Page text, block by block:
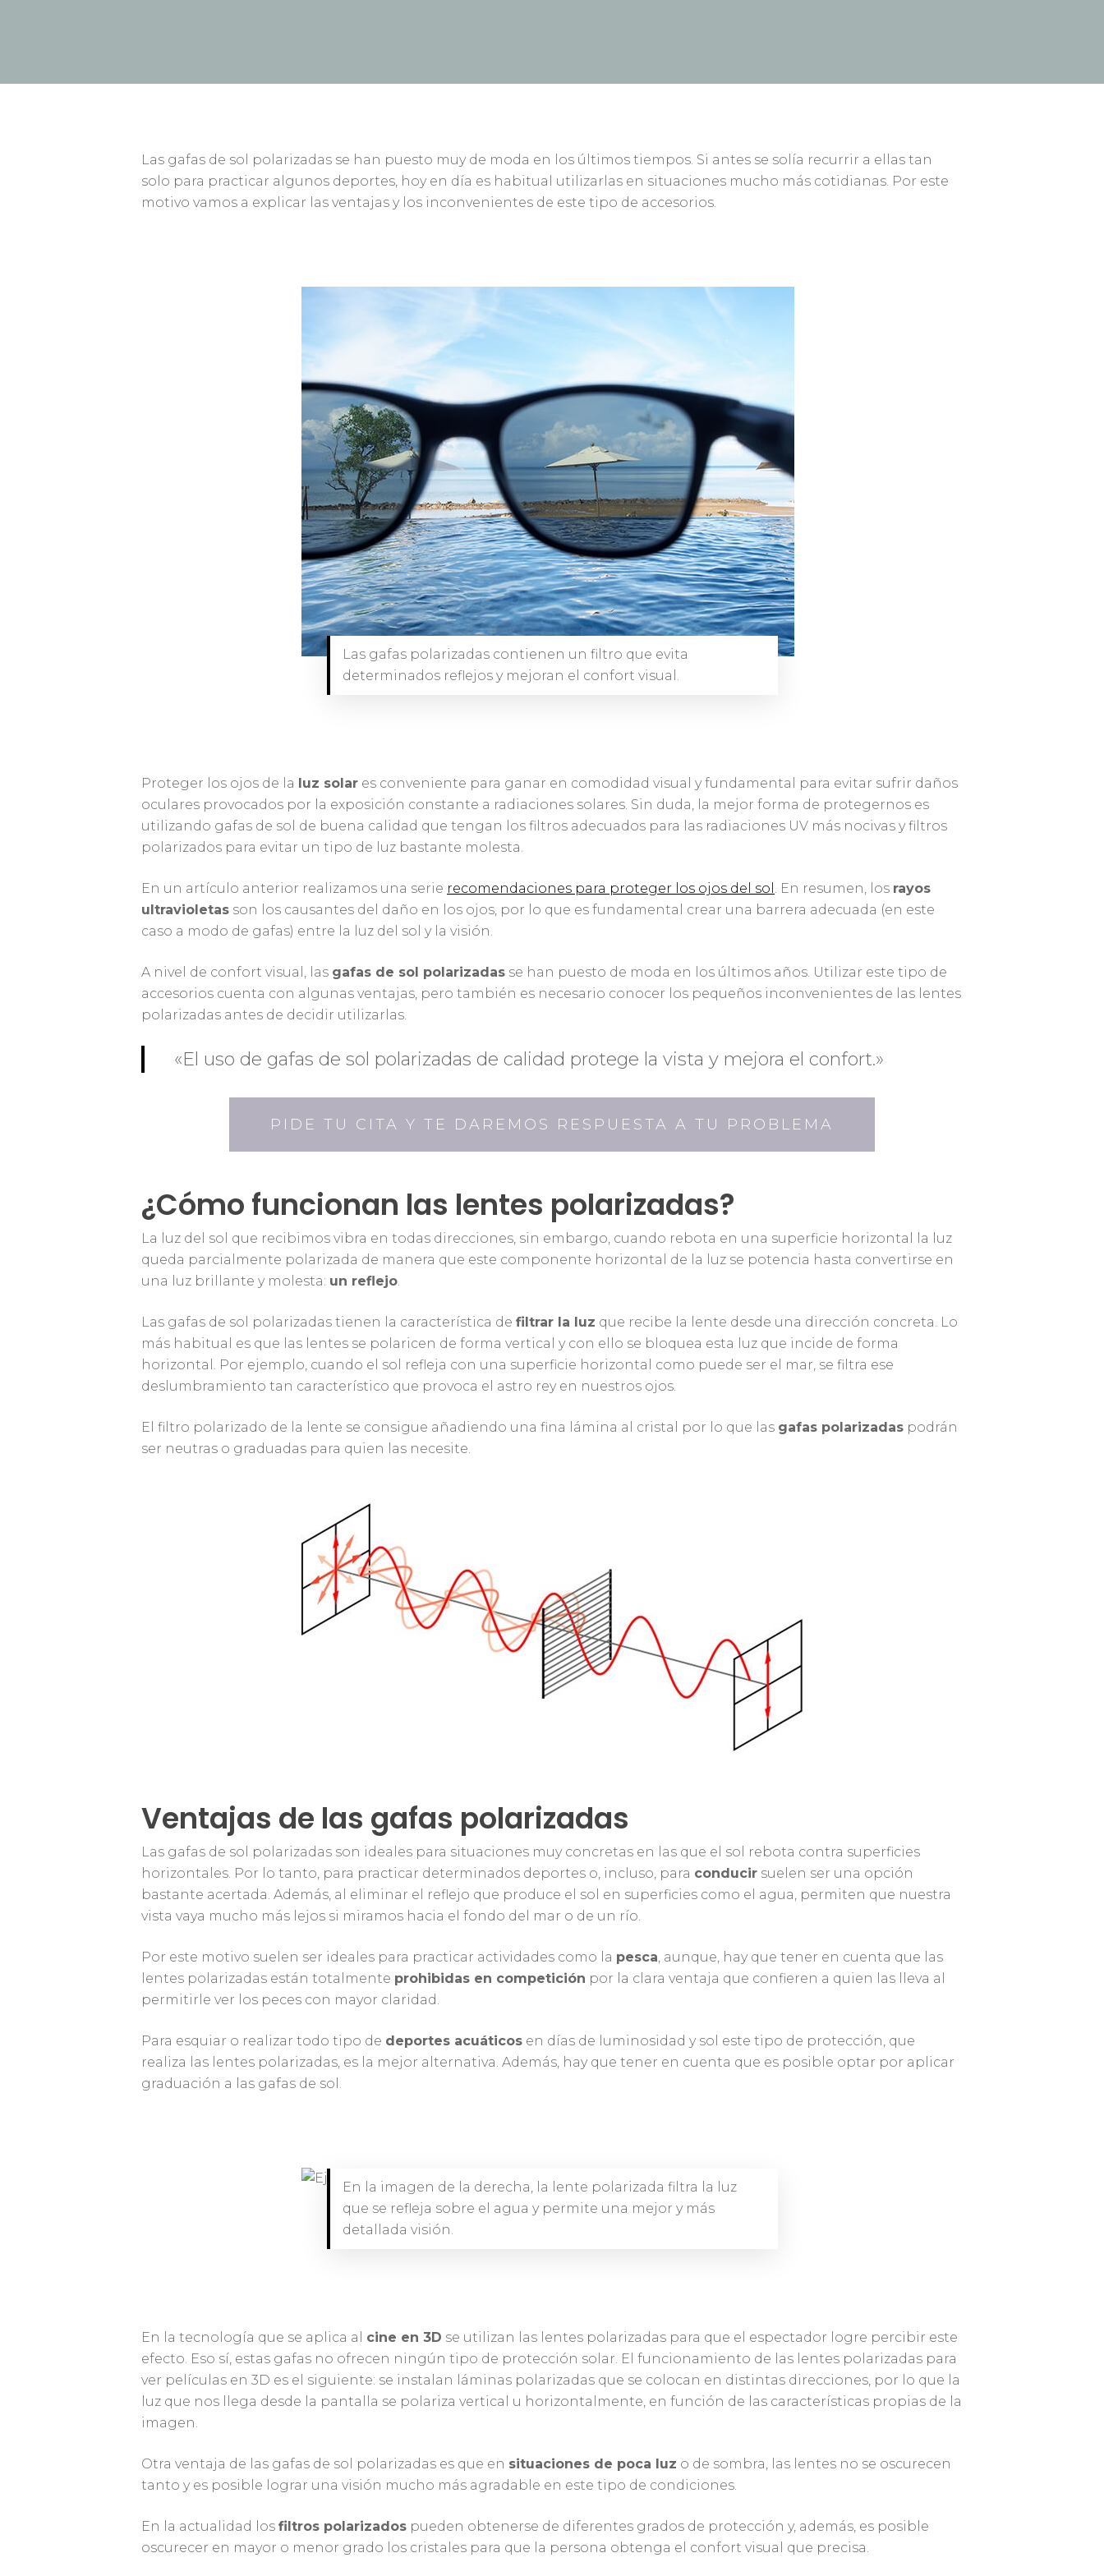
Las gafas de sol polarizadas se han puesto muy de moda en los últimos tiempos. Si antes se solía recurrir a ellas tan
solo para practicar algunos deportes, hoy en día es habitual utilizarlas en situaciones mucho más cotidianas. Por este
motivo vamos a explicar las ventajas y los inconvenientes de este tipo de accesorios.
Las gafas polarizadas contienen un filtro que evita
determinados reflejos y mejoran el confort visual.
Proteger los ojos de la luz solar es conveniente para ganar en comodidad visual y fundamental para evitar sufrir daños
oculares provocados por la exposición constante a radiaciones solares. Sin duda, la mejor forma de protegernos es
utilizando gafas de sol de buena calidad que tengan los filtros adecuados para las radiaciones UV más nocivas y filtros
polarizados para evitar un tipo de luz bastante molesta.
En un artículo anterior realizamos una serie recomendaciones para proteger los ojos del sol . En resumen, los rayos
ultravioletas son los causantes del daño en los ojos, por lo que es fundamental crear una barrera adecuada (en este
caso a modo de gafas) entre la luz del sol y la visión.
A nivel de confort visual, las gafas de sol polarizadas se han puesto de moda en los últimos años. Utilizar este tipo de
accesorios cuenta con algunas ventajas, pero también es necesario conocer los pequeños inconvenientes de las lentes
polarizadas antes de decidir utilizarlas.
«El uso de gafas de sol polarizadas de calidad protege la vista y mejora el confort.»
PIDE TU CITA Y TE DAREMOS RESPUESTA A TU PROBLEMA
¿Cómo funcionan las lentes polarizadas?
La luz del sol que recibimos vibra en todas direcciones, sin embargo, cuando rebota en una superficie horizontal la luz
queda parcialmente polarizada de manera que este componente horizontal de la luz se potencia hasta convertirse en
una luz brillante y molesta: un reflejo.
Las gafas de sol polarizadas tienen la característica de filtrar la luz que recibe la lente desde una dirección concreta. Lo
más habitual es que las lentes se polaricen de forma vertical y con ello se bloquea esta luz que incide de forma
horizontal. Por ejemplo, cuando el sol refleja con una superficie horizontal como puede ser el mar, se filtra ese
deslumbramiento tan característico que provoca el astro rey en nuestros ojos.
El filtro polarizado de la lente se consigue añadiendo una fina lámina al cristal por lo que las gafas polarizadas podrán
ser neutras o graduadas para quien las necesite.
Ventajas de las gafas polarizadas
Las gafas de sol polarizadas son ideales para situaciones muy concretas en las que el sol rebota contra superficies
horizontales. Por lo tanto, para practicar determinados deportes o, incluso, para conducir suelen ser una opción
bastante acertada. Además, al eliminar el reflejo que produce el sol en superficies como el agua, permiten que nuestra
vista vaya mucho más lejos si miramos hacia el fondo del mar o de un río.
Por este motivo suelen ser ideales para practicar actividades como la pesca, aunque, hay que tener en cuenta que las
lentes polarizadas están totalmente prohibidas en competición por la clara ventaja que confieren a quien las lleva al
permitirle ver los peces con mayor claridad.
Para esquiar o realizar todo tipo de deportes acuáticos en días de luminosidad y sol este tipo de protección, que
realiza las lentes polarizadas, es la mejor alternativa. Además, hay que tener en cuenta que es posible optar por aplicar
graduación a las gafas de sol.
En la imagen de la derecha, la lente polarizada filtra la luz
que se refleja sobre el agua y permite una mejor y más
detallada visión.
En la tecnología que se aplica al cine en 3D se utilizan las lentes polarizadas para que el espectador logre percibir este
efecto. Eso sí, estas gafas no ofrecen ningún tipo de protección solar. El funcionamiento de las lentes polarizadas para
ver películas en 3D es el siguiente: se instalan láminas polarizadas que se colocan en distintas direcciones, por lo que la
luz que nos llega desde la pantalla se polariza vertical u horizontalmente, en función de las características propias de la
imagen.
Otra ventaja de las gafas de sol polarizadas es que en situaciones de poca luz o de sombra, las lentes no se oscurecen
tanto y es posible lograr una visión mucho más agradable en este tipo de condiciones.
En la actualidad los filtros polarizados pueden obtenerse de diferentes grados de protección y, además, es posible
oscurecer en mayor o menor grado los cristales para que la persona obtenga el confort visual que precisa.